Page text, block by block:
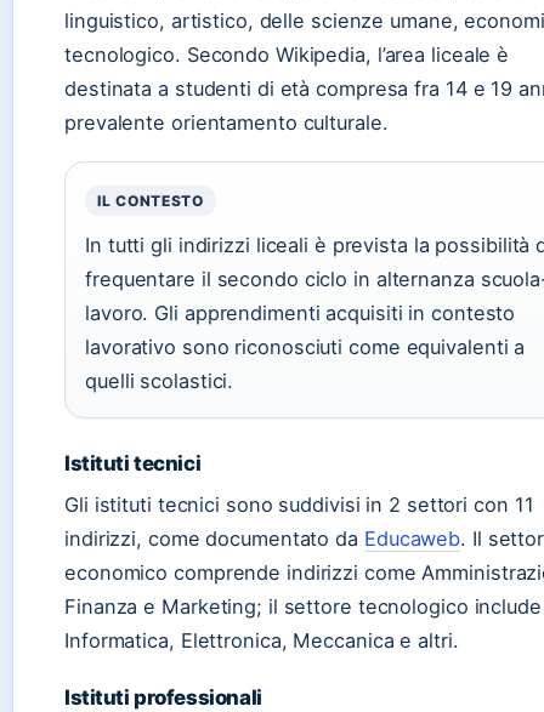
linguistico, artistico, delle scienze umane,
tecnologico. Secondo Wikipedia, l’area liceale è
destinata a studenti di età compresa fra 14 e 19
prevalente orientamento culturale.
IL CONTESTO
In tutti gli indirizzi liceali è prevista la possibilità
frequentare il secondo ciclo in alternanza
lavoro. Gli apprendimenti acquisiti in contesto
lavorativo sono riconosciuti come equivalenti a
quelli scolastici.
Istituti tecnici
Gli istituti tecnici sono suddivisi in 2 settori con 11
indirizzi, come documentato da Educaweb. Il
economico comprende indirizzi come
Finanza e Marketing; il settore tecnologico include
Informatica, Elettronica, Meccanica e altri.
Istituti professionali